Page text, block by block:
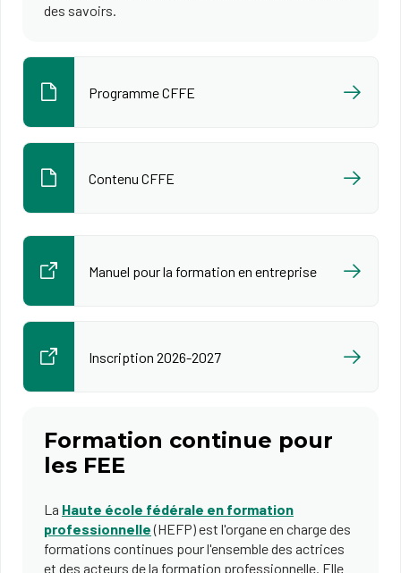
des savoirs.
Programme CFFE
Contenu CFFE
Manuel pour la formation en entreprise
Inscription 2026-2027
Formation continue pour
les FEE
La Haute école fédérale en formation
professionnelle(HEFP) est l'organe en charge des
formations continues pour l'ensemble des actrices
et des acteurs de la formation professionnelle. Elle